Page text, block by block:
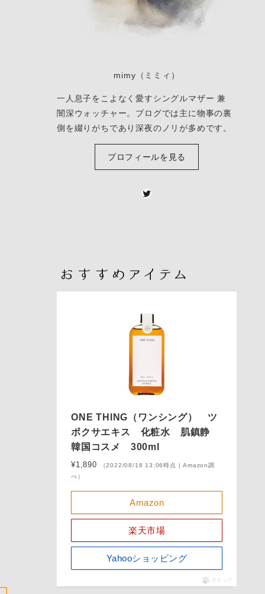
mimy（ミミィ）
一人息子をこよなく愛すシングルマザー 兼
闇深ウォッチャー。ブログでは主に物事の裏
側を綴りがちであり深夜のノリが多めです。
プロフィールを見る
Twitter
ONE THING（ワンシング） ツ
ボクサエキス 化粧水 肌鎮静
韓国コスメ 300ml
¥1,890
（2022/08/18 13:06時点 | Amazon調
べ）
Amazon
楽天市場
Yahooショッピング
ポチップ